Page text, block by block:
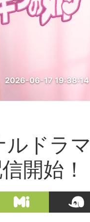
2026-06-17 19:38:14
ルドラマ
開始！